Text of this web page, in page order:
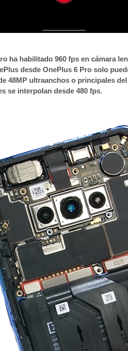
ha habilitado 960 fps en cámara
desde OnePlus 6 Pro solo
48MP ultraanchos o principales
se interpolan desde 480 fps.